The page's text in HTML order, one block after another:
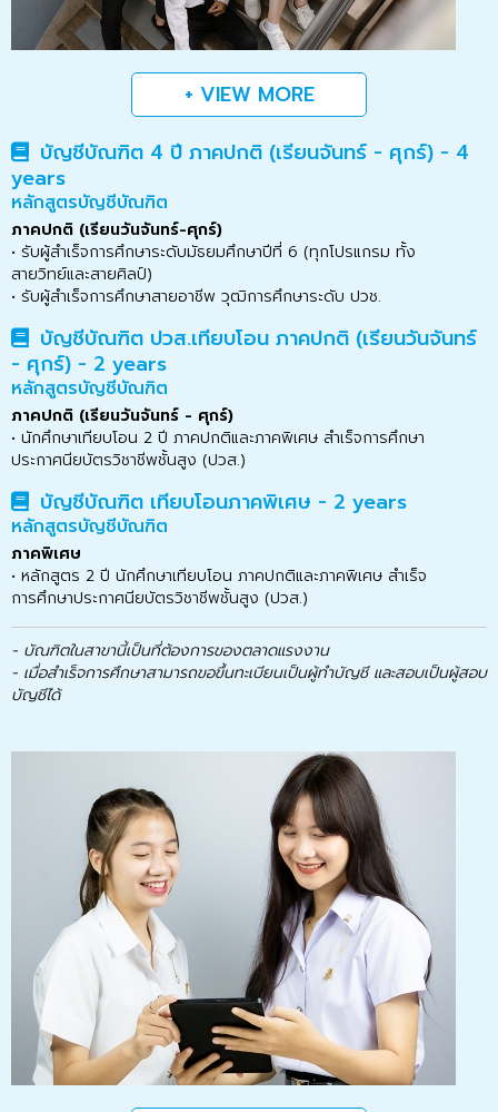
+ VIEW MORE
บัญชีบัณฑิต 4 ปี ภาคปกติ (เรียนจันทร์ - ศุกร์) - 4
years
หลักสูตรบัญชีบัณฑิต
ภาคปกติ (เรียนวันจันทร์-ศุกร์)
• รับผู้สำเร็จการศึกษาระดับมัธยมศึกษาปีที่ 6 (ทุกโปรแกรม ทั้ง
สายวิทย์และสายศิลป์)
• รับผู้สำเร็จการศึกษาสายอาชีพ วุฒิการศึกษาระดับ ปวช.
บัญชีบัณฑิต ปวส.เทียบโอน ภาคปกติ (เรียนวันจันทร์
- ศุกร์) - 2 years
หลักสูตรบัญชีบัณฑิต
ภาคปกติ (เรียนวันจันทร์ - ศุกร์)
• นักศึกษาเทียบโอน 2 ปี ภาคปกติและภาคพิเศษ สำเร็จการศึกษา
ประกาศนียบัตรวิชาชีพชั้นสูง (ปวส.)
บัญชีบัณฑิต เทียบโอนภาคพิเศษ - 2 years
หลักสูตรบัญชีบัณฑิต
ภาคพิเศษ
• หลักสูตร 2 ปี นักศึกษาเทียบโอน ภาคปกติและภาคพิเศษ สำเร็จ
การศึกษาประกาศนียบัตรวิชาชีพชั้นสูง (ปวส.)
- บัณฑิตในสาขานี้เป็นที่ต้องการของตลาดแรงงาน
- เมื่อสำเร็จการศึกษาสามารถขอขึ้นทะเบียนเป็นผู้ทำบัญชี และสอบเป็นผู้สอบ
บัญชีได้